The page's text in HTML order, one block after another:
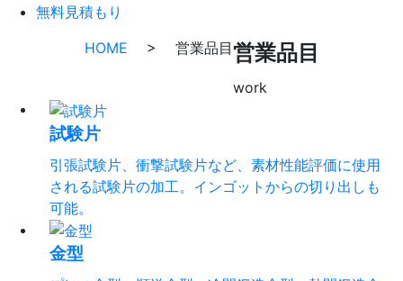
無料見積もり
HOME > 営業品目営業品目
work
試験片
引張試験片、衝撃試験片など、素材性能評価に使用
される試験片の加工。インゴットからの切り出しも
可能。
金型